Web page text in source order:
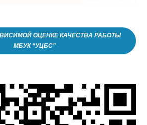
ОЦЕНКЕ КАЧЕСТВА РАБОТЫ
МБУК “УЦБС”